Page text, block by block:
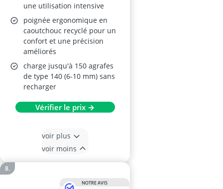
une utilisation intensive
poignée ergonomique en
caoutchouc recyclé pour un
confort et une précision
améliorés
charge jusqu'à 150 agrafes
de type 140 (6-10 mm) sans
recharger
Vérifier le prix →
voir plus
voir moins
NOTRE AVIS